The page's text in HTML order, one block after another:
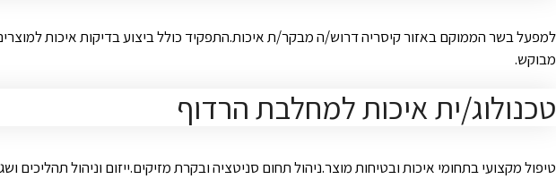
למפעל בשר הממוקם באזור קיסריה דרוש/ה מבקר/ת איכות.התפקיד כולל ביצוע בדיקות איכות למוצרים
מבוקש.
טכנולוג/ית איכות למחלבת הרדוף
טיפול מקצועי בתחומי איכות ובטיחות מוצר.ניהול תחום סניטציה ובקרת מזיקים.ייזום וניהול